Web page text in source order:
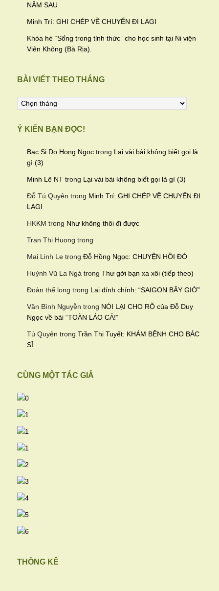
NĂM SAU
Minh Trí: GHI CHÉP VỀ CHUYẾN ĐI LAGI
Khóa hè “Sống trong tỉnh thức” cho học sinh tại Ni viện
Viên Không (Bà Rịa).
BÀI VIẾT THEO THÁNG
viết
thángÝ KIẾN BẠN ĐỌC!
Bac Si Do Hong Ngoc trong Lại vài bài không biết gọi là
gì (3)
Minh Lê NT trong Lại vài bài không biết gọi là gì (3)
Đỗ Tú Quyên trong Minh Trí: GHI CHÉP VỀ CHUYẾN ĐI
LAGI
HKKM trong Như không thôi đi được
Tran Thi Huong trong
Mai Linh Le trong Đỗ Hồng Ngọc: CHUYỆN HỒI ĐÓ
Huỳnh Vũ La Ngà trong Thư gởi bạn xa xôi (tiếp theo)
Đoàn thế long trong Lại đính chính: “SAIGON BÂY GIỜ”
Văn Bình Nguyễn trong NÓI LẠI CHO RÕ của Đỗ Duy
Ngọc về bài “TOÀN LÁO CẢ!”
Tú Quyên trong Trần Thị Tuyết: KHÁM BỆNH CHO BÁC
SĨ
CÙNG MỘT TÁC GIẢ
THỐNG KÊ